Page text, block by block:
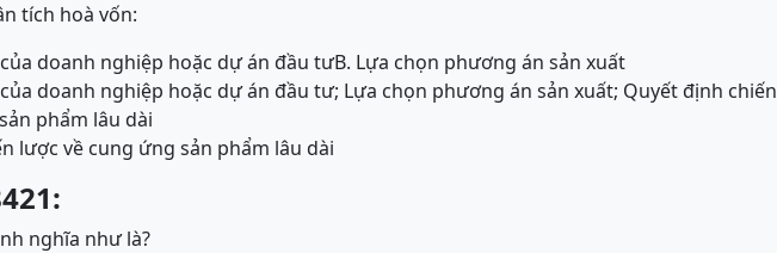
tích hoà vốn:
doanh nghiệp hoặc dự án đầu tưB. Lựa chọn phương án sản xuất
doanh nghiệp hoặc dự án đầu tư; Lựa chọn phương án sản xuất; Quyết định chiến
phẩm lâu dài
lược về cung ứng sản phẩm lâu dài
nghĩa như là?